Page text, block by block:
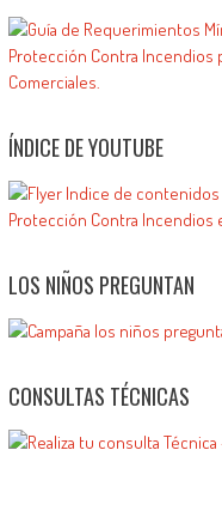
ÍNDICE DE YOUTUBE
LOS NIÑOS PREGUNTAN
CONSULTAS TÉCNICAS